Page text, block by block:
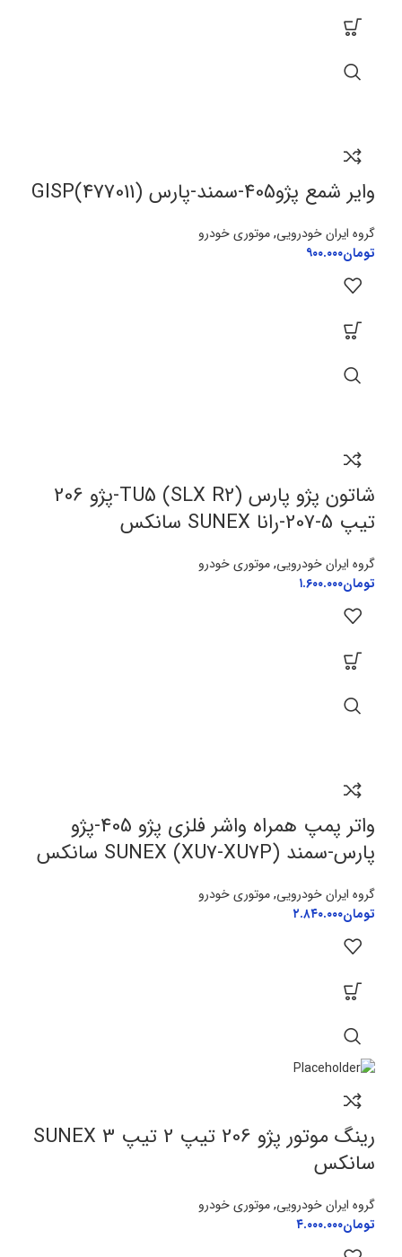
وایر شمع پژو405-سمند-پارس GISP(477011)
گروه ایران خودرویی,موتوری خودرو
تومان۹۰۰.۰۰۰
شاتون پژو پارس (SLX R2) TU5-پژو 206
تیپ 5-207-رانا SUNEX سانکس
گروه ایران خودرویی,موتوری خودرو
تومان۱.۶۰۰.۰۰۰
واتر پمپ همراه واشر فلزی پژو 405-پژو
پارس-سمند (XU7-XU7P) SUNEX سانکس
گروه ایران خودرویی,موتوری خودرو
تومان۲.۸۴۰.۰۰۰
رینگ موتور پژو 206 تیپ 2 تیپ 3 SUNEX
سانکس
گروه ایران خودرویی,موتوری خودرو
تومان۴.۰۰۰.۰۰۰